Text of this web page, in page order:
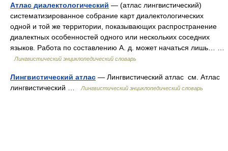
Атлас диалектологический — (атлас лингвистический)
систематизированное собрание карт диалектологических
одной и той же территории, показывающих распространение
диалектных особенностей одного или нескольких соседних
языков. Работа по составлению А. д. может начаться лишь… …
Лингвистический энциклопедический словарь
Лингвистический атлас — Лингвистический атлас см. Атлас
лингвистический …
Лингвистический энциклопедический словарь